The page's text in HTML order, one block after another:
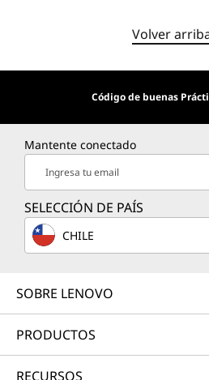
Volver
Código de buenas
Mantente conectado
Ingresa tu email
SELECCIÓN DE PAÍS
CHILE
SOBRE LENOVO
PRODUCTOS
RECURSOS